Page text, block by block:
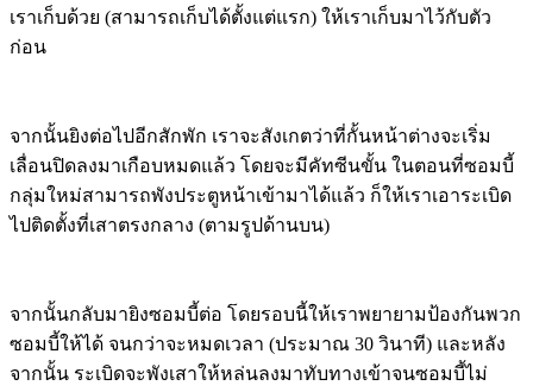
เราเก็บด้วย (สามารถเก็บได้ตั้งแต่แรก) ให้เราเก็บมาไว้กับตัว
ก่อน
จากนั้นยิงต่อไปอีกสักพัก เราจะสังเกตว่าที่กั้นหน้าต่างจะเริ่ม
เลื่อนปิดลงมาเกือบหมดแล้ว โดยจะมีคัทซีนขั้น ในตอนที่ซอมบี้
กลุ่มใหม่สามารถพังประตูหน้าเข้ามาได้แล้ว ก็ให้เราเอาระเบิด
ไปติดตั้งที่เสาตรงกลาง (ตามรูปด้านบน)
จากนั้นกลับมายิงซอมบี้ต่อ โดยรอบนี้ให้เราพยายามป้องกันพวก
ซอมบี้ให้ได้ จนกว่าจะหมดเวลา (ประมาณ 30 วินาที) และหลัง
จากนั้น ระเบิดจะพังเสาให้หล่นลงมาทับทางเข้าจนซอมบี้ไม่